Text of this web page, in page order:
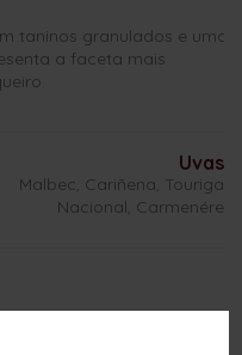
taninos granulados e uma
a faceta mais
Uvas
Malbec, Cariñena, Touriga
Nacional, Carmenére